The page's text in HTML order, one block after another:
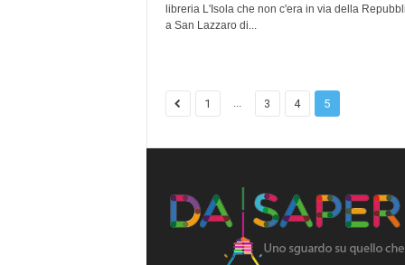
libreria L'Isola che non c'era in via della
a San Lazzaro di...
1 ... 3 4 5